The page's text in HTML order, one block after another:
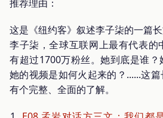
推荐理由：
这是《纽约客》叙述李子柒的一篇长
李子柒，全球互联网上最有代表
有超过1700万粉丝。她到底是谁？
她的视频是如何火起来的？......这
有个完整、全面的了解。